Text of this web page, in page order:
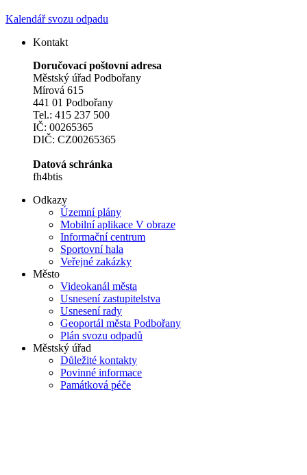
Kalendář svozu odpadu
Kontakt
Doručovací poštovní adresa
Městský úřad Podbořany
Mírová 615
441 01 Podbořany
Tel.: 415 237 500
IČ: 00265365
DIČ: CZ00265365
Datová schránka
fh4btis
Odkazy
Územní plány
Mobilní aplikace V obraze
Informační centrum
Sportovní hala
Veřejné zakázky
Město
Videokanál města
Usnesení zastupitelstva
Usnesení rady
Geoportál města Podbořany
Plán svozu odpadů
Městský úřad
Důležité kontakty
Povinné informace
Památková péče